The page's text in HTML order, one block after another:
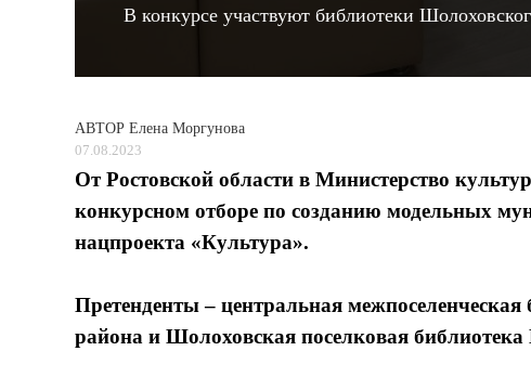
В конкурсе участвуют библиотеки
АВТОР Елена Моргунова
07.08.2023
От Ростовской области в Министерство
конкурсном отборе по созданию модельных
нацпроекта «Культура».
Претенденты – центральная
района и Шолоховская поселковая